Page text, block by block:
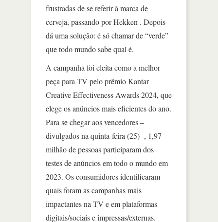
frustradas de se referir à marca de
cerveja, passando por Hekken . Depois
dá uma solução: é só chamar de “verde”
que todo mundo sabe qual é.
A campanha foi eleita como a melhor
peça para TV pelo prêmio Kantar
Creative Effectiveness Awards 2024, que
elege os anúncios mais eficientes do ano.
Para se chegar aos vencedores –
divulgados na quinta-feira (25) -, 1,97
milhão de pessoas participaram dos
testes de anúncios em todo o mundo em
2023. Os consumidores identificaram
quais foram as campanhas mais
impactantes na TV e em plataformas
digitais/sociais e impressas/externas.